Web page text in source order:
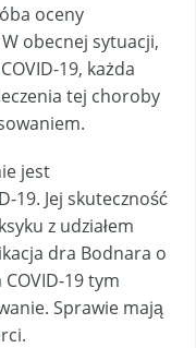
oceny
obecnej sytuacji,
19, każda
tej choroby
jest
19. Jej skuteczność
z udziałem
dra Bodnara o
19 tym
Sprawie mają